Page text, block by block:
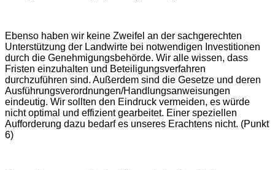
Ebenso haben wir keine Zweifel an der sachgerechten
Unterstützung der Landwirte bei notwendigen Investitionen
durch die Genehmigungsbehörde. Wir alle wissen, dass
Fristen einzuhalten und Beteiligungsverfahren
durchzuführen sind. Außerdem sind die Gesetze und deren
Ausführungsverordnungen/Handlungsanweisungen
eindeutig. Wir sollten den Eindruck vermeiden, es würde
nicht optimal und effizient gearbeitet. Einer speziellen
Aufforderung dazu bedarf es unseres Erachtens nicht. (Punkt
6)